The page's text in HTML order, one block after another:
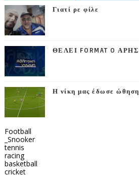
Γιατί ρε φίλε
ΘΕΛΕΙ FORMAT O ΑΡΗΣ
Η νίκη μας έδωσε ώθηση
Football
_Snooker
tennis
racing
basketball
cricket